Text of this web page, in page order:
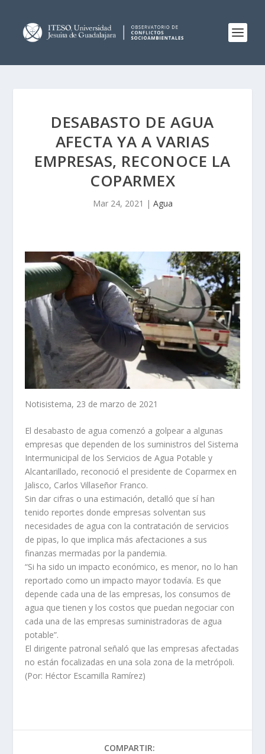
DESABASTO DE AGUA
AFECTA YA A VARIAS
EMPRESAS, RECONOCE LA
COPARMEX
Mar 24, 2021 | Agua
Notisistema, 23 de marzo de 2021
El desabasto de agua comenzó a golpear a algunas
empresas que dependen de los suministros del Sistema
Intermunicipal de los Servicios de Agua Potable y
Alcantarillado, reconoció el presidente de Coparmex en
Jalisco, Carlos Villaseñor Franco.
Sin dar cifras o una estimación, detalló que sí han
tenido reportes donde empresas solventan sus
necesidades de agua con la contratación de servicios
de pipas, lo que implica más afectaciones a sus
finanzas mermadas por la pandemia.
“Si ha sido un impacto económico, es menor, no lo han
reportado como un impacto mayor todavía. Es que
depende cada una de las empresas, los consumos de
agua que tienen y los costos que puedan negociar con
cada una de las empresas suministradoras de agua
potable”.
El dirigente patronal señaló que las empresas afectadas
no están focalizadas en una sola zona de la metrópoli.
(Por: Héctor Escamilla Ramírez)
COMPARTIR: